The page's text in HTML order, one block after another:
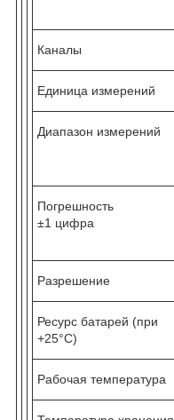
Каналы
Единица измерений
Диапазон измерений
Погрешность
±1 цифра
Разрешение
Ресурс батарей (при
+25°С)
Рабочая температура